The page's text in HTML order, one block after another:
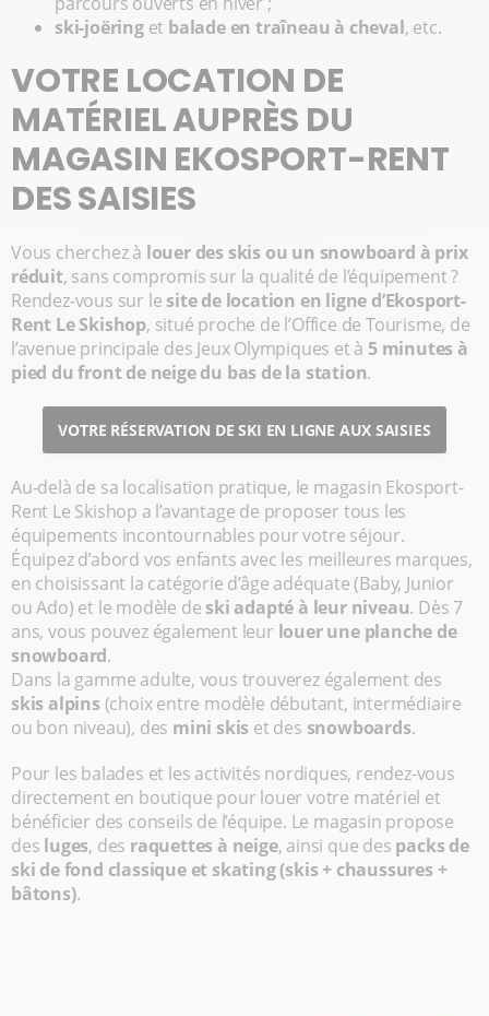
ski-joëringet balade en traîneau à cheval, etc.
VOTRE LOCATION DE
MATÉRIEL AUPRÈS DU
MAGASIN EKOSPORT-RENT
DES SAISIES
Vous cherchez à louer des skis ou un snowboard à prix
réduit, sans compromis sur la qualité de l’équipement ?
Rendez-vous sur le site de location en ligne d’Ekosport-
Rent Le Skishop, situé proche de l’Office de Tourisme, de
l’avenue principale des Jeux Olympiques et à 5 minutes à
pied du front de neige du bas de la station.
VOTRE RÉSERVATION DE SKI EN LIGNE AUX SAISIES
Au-delà de sa localisation pratique, le magasin Ekosport-
Rent Le Skishop a l’avantage de proposer tous les
équipements incontournables pour votre séjour.
Équipez d’abord vos enfants avec les meilleures marques,
en choisissant la catégorie d’âge adéquate (Baby, Junior
ou Ado) et le modèle de ski adapté à leur niveau. Dès 7
ans, vous pouvez également leur louer une planche de
snowboard.
Dans la gamme adulte, vous trouverez également des
skis alpins (choix entre modèle débutant, intermédiaire
ou bon niveau), des mini skis et des snowboards.
Pour les balades et les activités nordiques, rendez-vous
directement en boutique pour louer votre matériel et
bénéficier des conseils de l’équipe. Le magasin propose
des luges, des raquettes à neige, ainsi que des packs de
ski de fond classique et skating (skis + chaussures +
bâtons).